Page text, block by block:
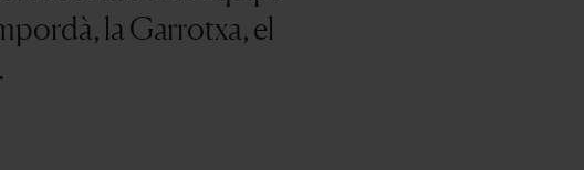
la Garrotxa, el